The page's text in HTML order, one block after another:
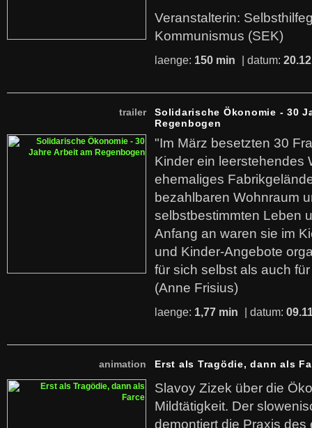
Veranstalterin:
Kommunismus (SEK)
laenge: 150 min | datum:
trailer
Solidarische Ökonomie - 30
Regenbogen
"Im März besetzten 30
Kinder ein leerstehendes
ehemaliges
bezahlbaren Wohnraum
selbstbestimmten Leben
Anfang an waren sie im
und Kinder-Angebote
für sich selbst als auch
(Anne Frisius)
laenge: 1,77 min | datum:
animation Erst als Tragödie, dann als
Slavoy Zizek über die
Mildtätigkeit. Der
demontiert die Praxis des